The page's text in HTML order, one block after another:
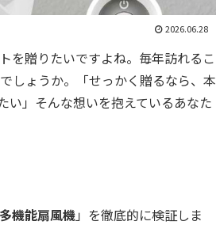
2026.06.28
を贈りたいですよね。毎年訪れるこ
しょうか。「せっかく贈るなら、本
い」そんな想いを抱えているあなた
機能扇風機」を徹底的に検証しま